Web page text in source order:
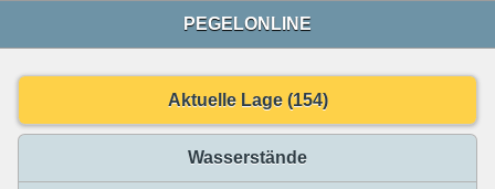
PEGELONLINE
Aktuelle Lage (154)
Wasserstände